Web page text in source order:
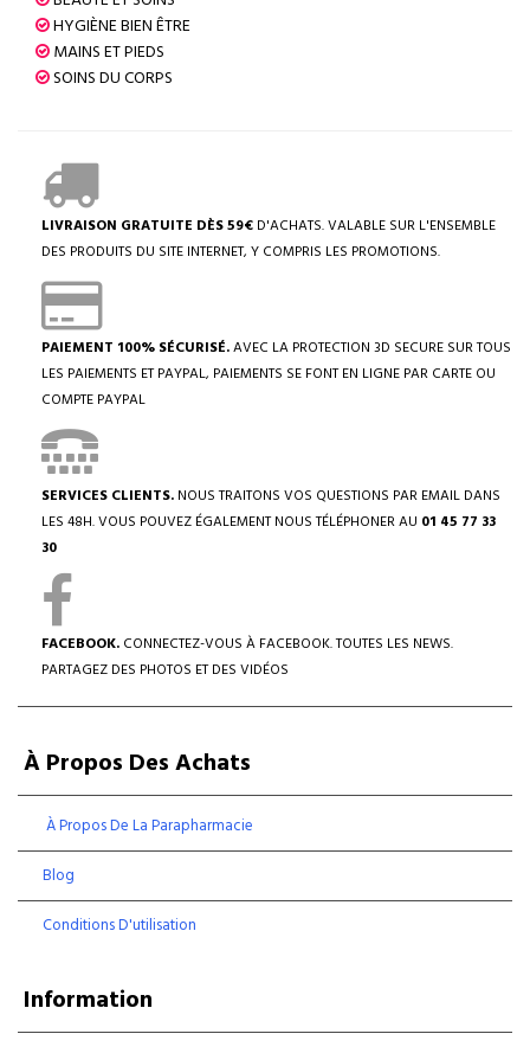
HYGIÈNE BIEN ÊTRE
MAINS ET PIEDS
SOINS DU CORPS
LIVRAISON GRATUITE DÈS 59€ D'ACHATS. VALABLE SUR L'ENSEMBLE
DES PRODUITS DU SITE INTERNET, Y COMPRIS LES PROMOTIONS.
PAIEMENT 100% SÉCURISÉ.AVEC LA PROTECTION 3D SECURE SUR TOUS
LES PAIEMENTS ET PAYPAL, PAIEMENTS SE FONT EN LIGNE PAR CARTE OU
COMPTE PAYPAL
SERVICES CLIENTS. NOUS TRAITONS VOS QUESTIONS PAR EMAIL DANS
LES 48H. VOUS POUVEZ ÉGALEMENT NOUS TÉLÉPHONER AU 01 45 77 33
30
FACEBOOK. CONNECTEZ-VOUS À FACEBOOK. TOUTES LES NEWS.
PARTAGEZ DES PHOTOS ET DES VIDÉOS
À Propos Des Achats
À Propos De La Parapharmacie
Blog
Conditions D'utilisation
Information